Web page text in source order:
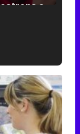
'120 Minutos' celebra sus 2.000 programas en Telemadrid con un vídeo del día a día en la redacción